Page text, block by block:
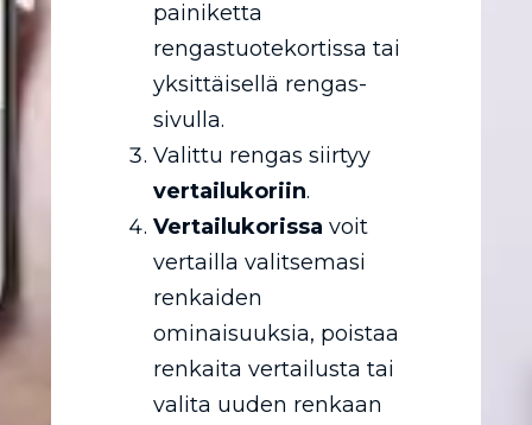
painiketta
rengastuotekortissa tai
yksittäisellä rengas-
sivulla.
Valittu rengas siirtyy
vertailukoriin.
Vertailukorissa voit
vertailla valitsemasi
renkaiden
ominaisuuksia, poistaa
renkaita vertailusta tai
valita uuden renkaan